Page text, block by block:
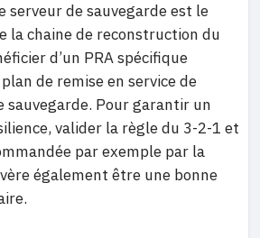
serveur de sauvegarde est le
la chaine de reconstruction du
d’un PRA spécifique
de remise en service de
sauvegarde. Pour garantir un
valider la règle du 3-2-1 et
par exemple par la
également être une bonne